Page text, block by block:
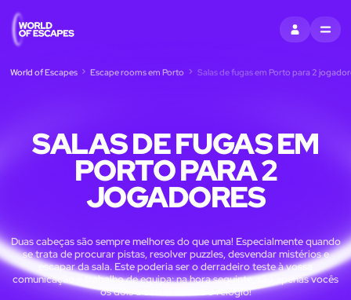
ENTRARMENU
World of Escapes Escape rooms em Porto Salas de fugas em Porto para 2
SALAS DE FUGAS EM
PORTO PARA 2
JOGADORES
Duas cabeças são sempre melhores do que uma! Especialmente quando
se trata de procurar pistas, resolver puzzles, desvendar mistérios e
escapar da sala. Este poderia ser o derradeiro teste à vossa
comunicação e trabalho de equipa: na hora seguinte, são apenas vocês
os dois a correr contra o relógio!